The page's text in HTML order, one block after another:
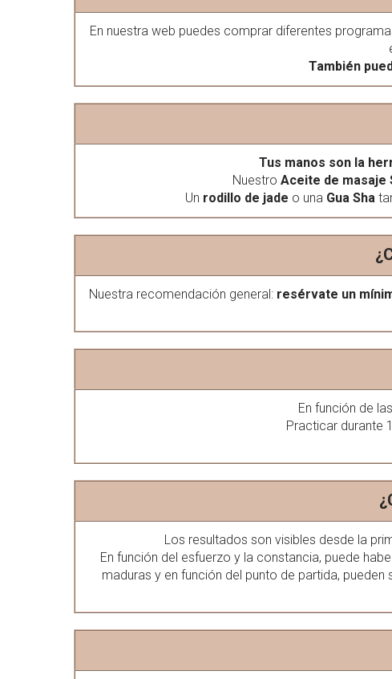
En nuestra web puedes comprar diferentes
También
Tus manos son la
Nuestro Aceite de masaje
Un rodillo de jade o una Gua Sha
Nuestra recomendación general: resérvate un
En función de
Practicar durante
Los resultados son visibles desde la
En función del esfuerzo y la constancia, puede
maduras y en función del punto de partida,